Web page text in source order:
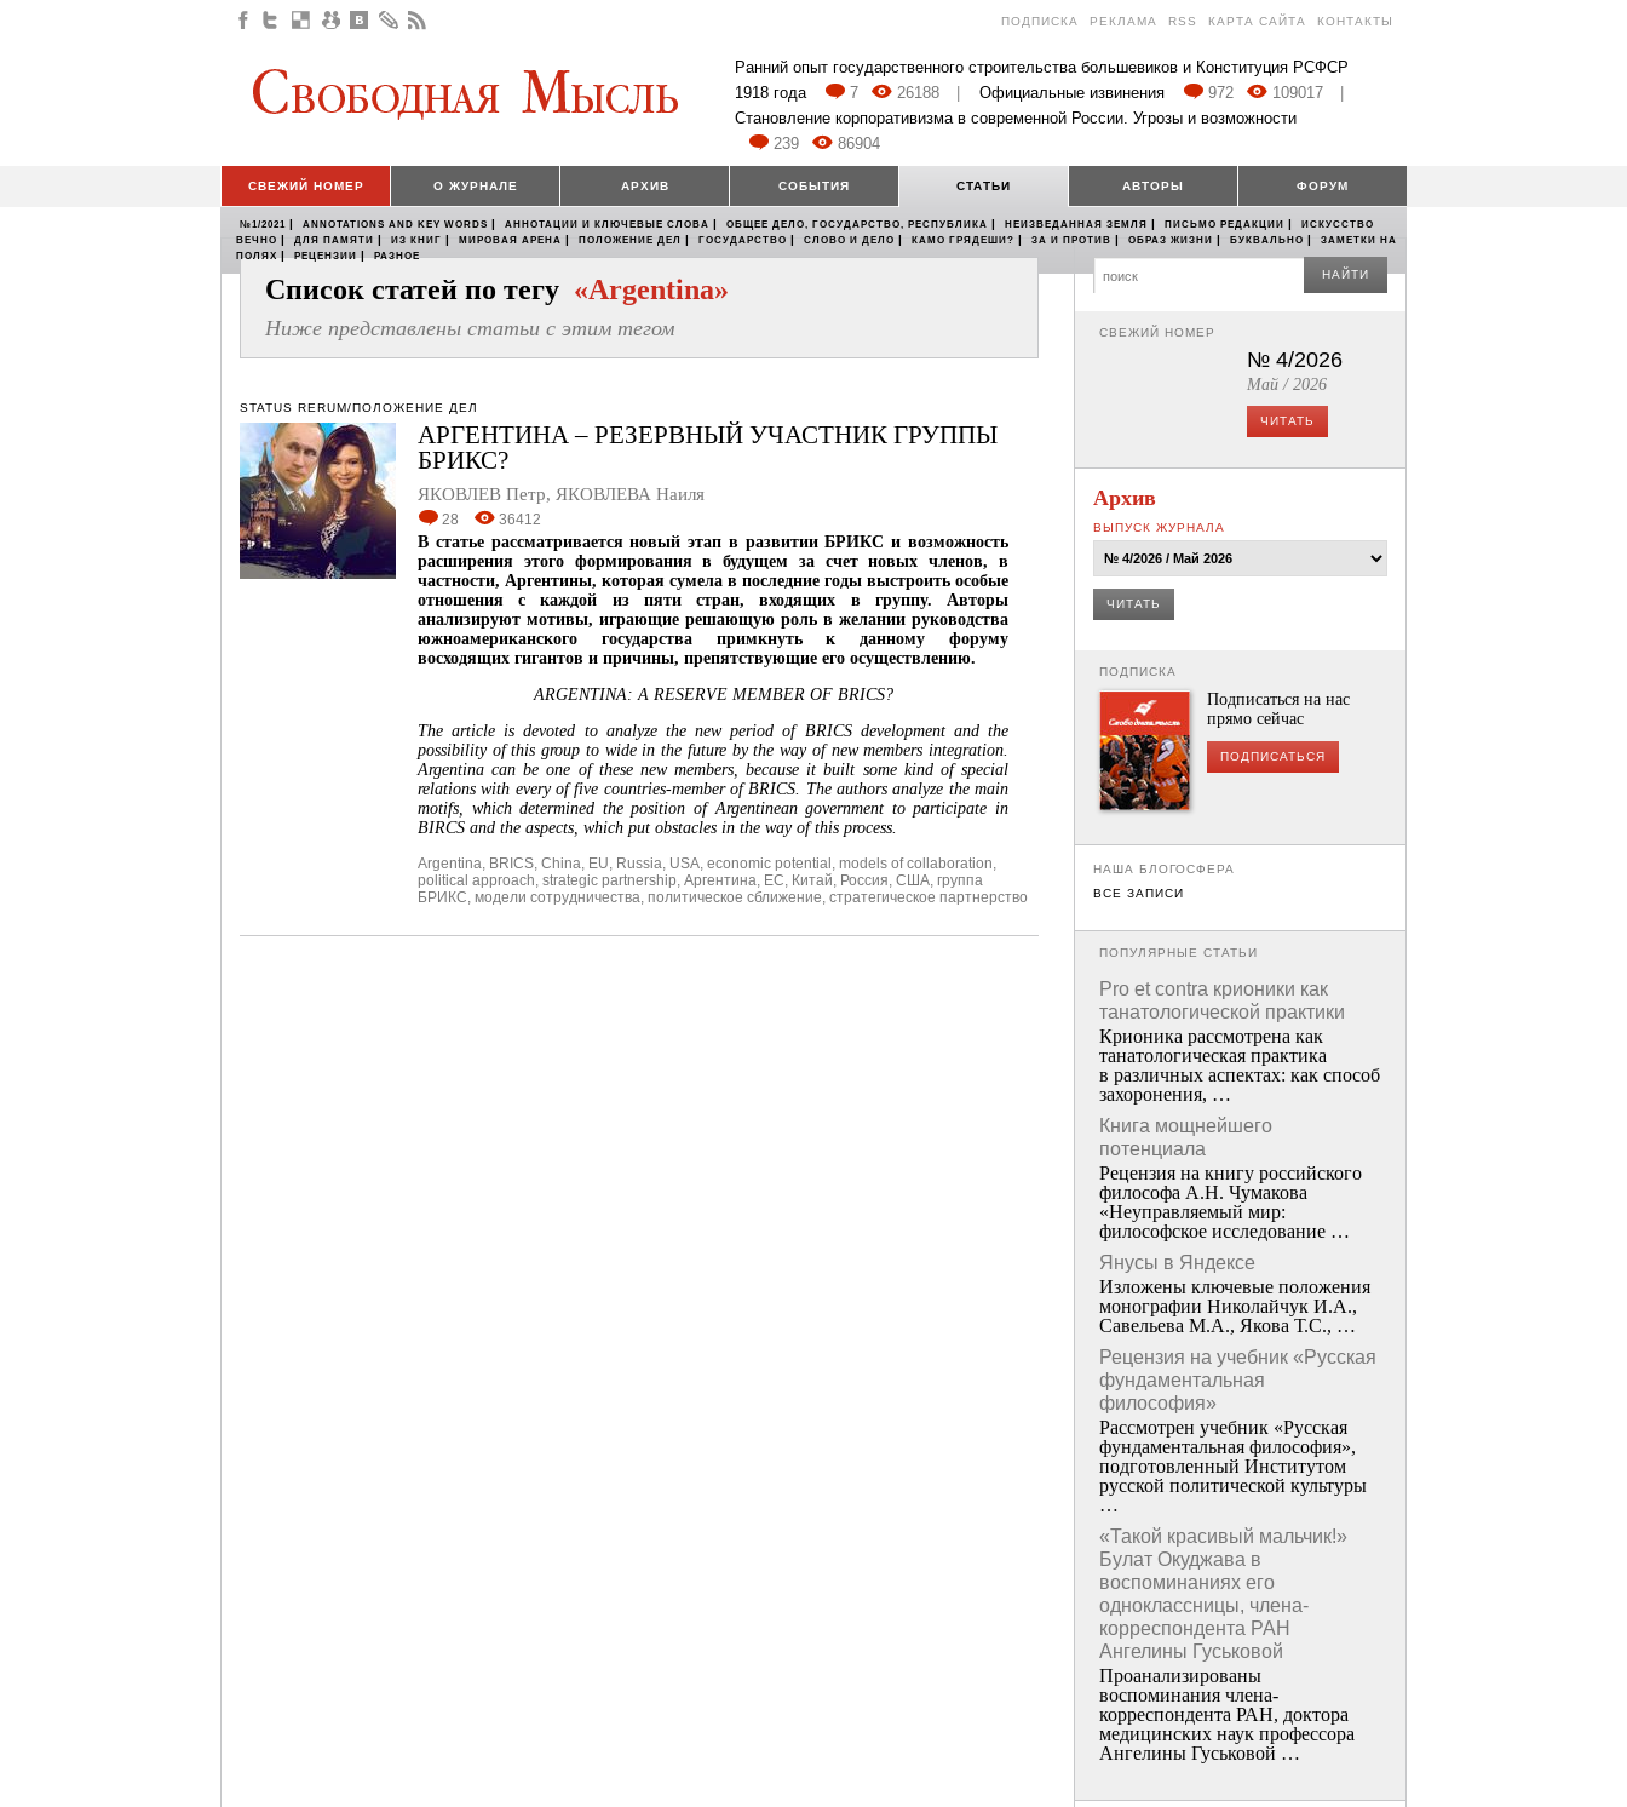
ПОДПИСКА РЕКЛАМА RSS КАРТА САЙТА КОНТАКТЫ
Ранний опыт государственного строительства большевиков и Конституция РСФСР
1918 года
7 26188 Официальные извинения 972 109017
Становление корпоративизма в современной России. Угрозы и возможности
239
86904
СВЕЖИЙ НОМЕР О ЖУРНАЛЕ АРХИВ СОБЫТИЯ СТАТЬИ АВТОРЫ ФОРУМ
№1/2021 | ANNOTATIONS AND KEY WORDS | АННОТАЦИИ И КЛЮЧЕВЫЕ СЛОВА | ОБЩЕЕ ДЕЛО, ГОСУДАРСТВО, РЕСПУБЛИКА | НЕИЗВЕДАННАЯ ЗЕМЛЯ | ПИСЬМО РЕДАКЦИИ |
ИСКУССТВО
ВЕЧНО | ДЛЯ ПАМЯТИ | ИЗ КНИГ | МИРОВАЯ АРЕНА | ПОЛОЖЕНИЕ ДЕЛ | ГОСУДАРСТВО | СЛОВО И ДЕЛО | КАМО ГРЯДЕШИ? | ЗА И ПРОТИВ | ОБРАЗ ЖИЗНИ | БУКВАЛЬНО |
ЗАМЕТКИ НА
ПОЛЯХ | РЕЦЕНЗИИ | РАЗНОЕ
Список статей по тегу «Argentina»
Ниже представлены статьи с этим тегом
STATUS RERUM/ПОЛОЖЕНИЕ ДЕЛ
АРГЕНТИНА – РЕЗЕРВНЫЙ УЧАСТНИК ГРУППЫ
БРИКС?
ЯКОВЛЕВ Петр, ЯКОВЛЕВА Наиля
28 36412
В статье рассматривается новый этап в развитии БРИКС и возможность
расширения этого формирования в будущем за счет новых членов, в
частности, Аргентины, которая сумела в последние годы выстроить особые
отношения с каждой из пяти стран, входящих в группу. Авторы
анализируют мотивы, играющие решающую роль в желании руководства
южноамериканского государства примкнуть к данному форуму
восходящих гигантов и причины, препятствующие его осуществлению.
ARGENTINA:A RESERVE MEMBER OF BRICS?
The article is devoted to analyze the new period of BRICS development and the
possibility of this group to wide in the future by the way of new members integration.
Argentina can be one of these new members, because it built some kind of special
relations with every of five countries-member of BRICS. The authors analyze the main
motifs, which determined the position of Argentinean government to participate in
BIRCS and the aspects, which put obstacles in the way of this process.
Argentina, BRICS, China, EU, Russia, USA, economic potential , models of collaboration,
political approach, strategic partnership, Аргентина, ЕС, Китай, Россия, США, группа
БРИКС, модели сотрудничества, политическое сближение, стратегическое партнерство
НАЙТИ
СВЕЖИЙ НОМЕР
№ 4/2026
Май / 2026
ЧИТАТЬ
Архив
ВЫПУСК ЖУРНАЛА
ЧИТАТЬ
ПОДПИСКА
Подписаться на нас
прямо сейчас
ПОДПИСАТЬСЯ
НАША БЛОГОСФЕРА
ВСЕ ЗАПИСИ
ПОПУЛЯРНЫЕ СТАТЬИ
Pro et contra крионики как
танатологической практики
Крионика рассмотрена как
танатологическая практика
в различных аспектах: как способ
захоронения, …
Книга мощнейшего
потенциала
Рецензия на книгу российского
философа А.Н. Чумакова
«Неуправляемый мир:
философское исследование …
Янусы в Яндексе
Изложены ключевые положения
монографии Николайчук И.А.,
Савельева М.А., Якова Т.С., …
Рецензия на учебник «Русская
фундаментальная
философия»
Рассмотрен учебник «Русская
фундаментальная философия»,
подготовленный Институтом
русской политической культуры
…
«Такой красивый мальчик!»
Булат Окуджава в
воспоминаниях его
одноклассницы, члена-
корреспондента РАН
Ангелины Гуськовой
Проанализированы
воспоминания члена­
корреспондента РАН, доктора
медицинских наук профессора
Ангелины Гуськовой …